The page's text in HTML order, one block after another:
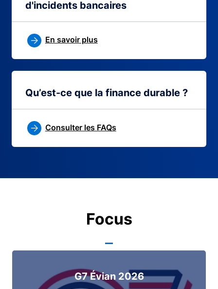
d'incidents bancaires
En savoir plus
Qu’est-ce que la finance durable ?
Consulter les FAQs
Focus
G7 Évian 2026